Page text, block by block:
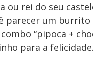
ou rei do seu
parecer um
“pipoca +
para a felicidade.